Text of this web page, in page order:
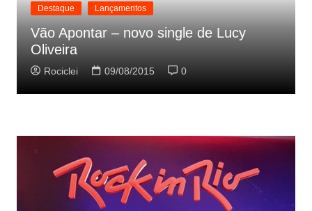
Destaque Lançamentos
Vão Apontar – novo single de Lucy
Oliveira
Rociclei 09/08/2015 0